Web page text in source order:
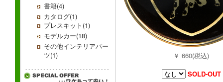
書籍(4)
カタログ(1)
プレスキット(1)
モデルカー(18)
その他インテリアパー
ツ(1)
￥ 660(税込)
SOLD-OUT